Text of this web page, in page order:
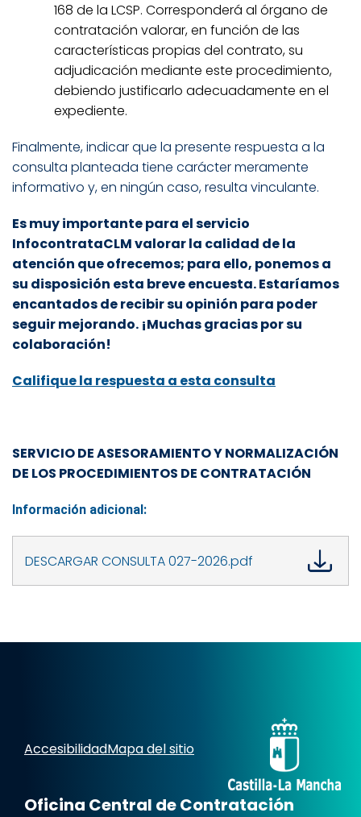
168 de la LCSP. Corresponderá al órgano de
contratación valorar, en función de las
características propias del contrato, su
adjudicación mediante este procedimiento,
debiendo justificarlo adecuadamente en el
expediente.
Finalmente, indicar que la presente respuesta a la
consulta planteada tiene carácter meramente
informativo y, en ningún caso, resulta vinculante.
Es muy importante para el servicio
InfocontrataCLM valorar la calidad de la
atención que ofrecemos; para ello, ponemos a
su disposición esta breve encuesta. Estaríamos
encantados de recibir su opinión para poder
seguir mejorando. ¡Muchas gracias por su
colaboración!
Califique la respuesta a esta consulta
SERVICIO DE ASESORAMIENTO Y NORMALIZACIÓN
DE LOS PROCEDIMIENTOS DE CONTRATACIÓN
Información adicional:
DESCARGAR CONSULTA 027-2026.pdf
Oficina Central de Contratación
AccesibilidadMapa del sitio